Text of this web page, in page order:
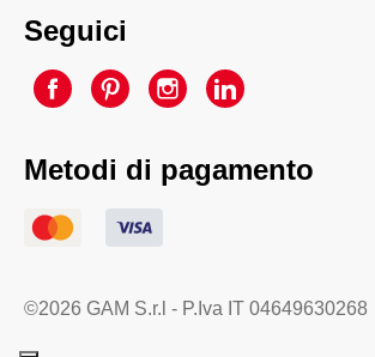
Seguici
Metodi di pagamento
©2026 GAM S.r.l - P.Iva IT 04649630268